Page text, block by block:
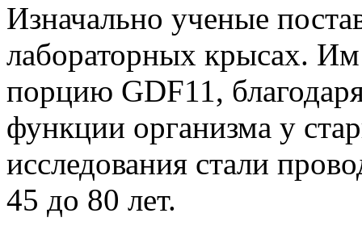
Изначально ученые
лабораторных крысах.
порцию GDF11,
функции организма у
исследования стали
45 до 80 лет.